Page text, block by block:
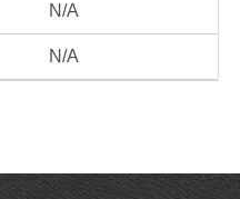
N/A
N/A